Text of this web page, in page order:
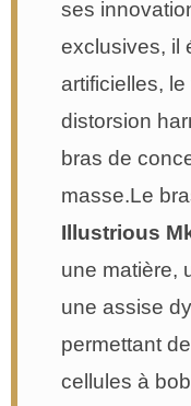
ses
exclusives, il
artificielles,
distorsion
bras de
masse.Le
Illustrious
une matière,
une assise
permettant
cellules à